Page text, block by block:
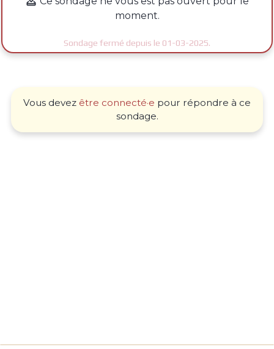
moment.
Sondage fermé depuis le 01-03-2025.
Vous devez être connecté·e pour répondre à ce
sondage.